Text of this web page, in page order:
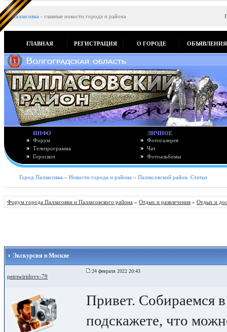
Палласовка - главные новости города и района
ГЛАВНАЯ РЕГИСТРАЦИЯ О ГОРОДЕ ОБЪЯВЛЕНИЯ
ИНФО
Форум
Телепрограмма
Гороскоп
ЛИЧНОЕ
Фотогалерея
Чат
Фотоальбомы
Город Палласовка » Новости города и района » Палласовский район. Статьи
Форум города Палласовки и Палласовского района » Отдых и развлечения » Отдых и
Экскурсия в Москве
petrswiridovv-79
24 февраля 2022 20:43
Привет. Собираемся
подскажете, что